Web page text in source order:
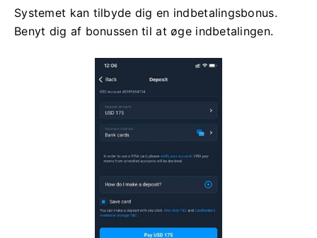
Systemet kan tilbyde dig en indbetalingsbonus.
Benyt dig af bonussen til at øge indbetalingen.